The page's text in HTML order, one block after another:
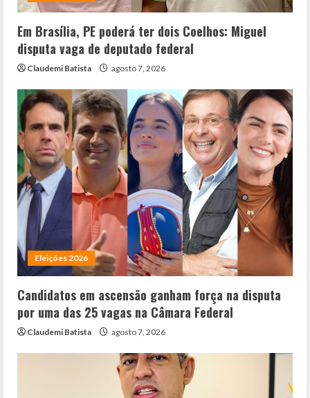
Em Brasília, PE poderá ter dois Coelhos: Miguel
disputa vaga de deputado federal
Claudemi Batista agosto 7, 2026
Eleições 2026
Candidatos em ascensão ganham força na disputa
por uma das 25 vagas na Câmara Federal
Claudemi Batista agosto 7, 2026